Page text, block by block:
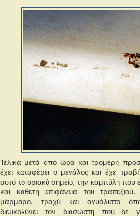
Τελικά μετά από ώρα και τρομερή
έχει καταφέρει ο μεγάλος και έχει
αυτό το οριακό σημείο, την καμπύλη που
και κάθετη επιφάνεια του
μάρμαρο, τραχύ και αγυάλιστο
διευκολύνει τον διασώστη που δε